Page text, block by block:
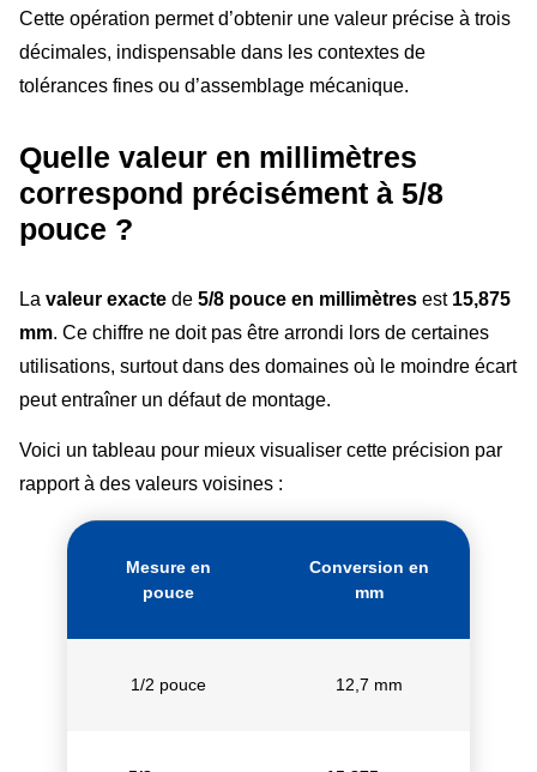
Cette opération permet d’obtenir une valeur précise à trois
décimales, indispensable dans les contextes de
tolérances fines ou d’assemblage mécanique.
Quelle valeur en millimètres
correspond précisément à 5/8
pouce ?
La valeur exacte de 5/8 pouce en millimètres est 15,875
mm. Ce chiffre ne doit pas être arrondi lors de certaines
utilisations, surtout dans des domaines où le moindre écart
peut entraîner un défaut de montage.
Voici un tableau pour mieux visualiser cette précision par
rapport à des valeurs voisines :
Mesure en
pouce
Conversion en
mm
1/2 pouce 12,7 mm